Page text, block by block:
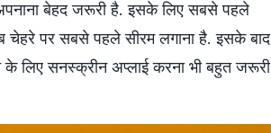
बेहद जरूरी है. इसके लिए सबसे पहले
पर सबसे पहले सीरम लगाना है. इसके बाद
लिए सनस्क्रीन अप्लाई करना भी बहुत जरूरी